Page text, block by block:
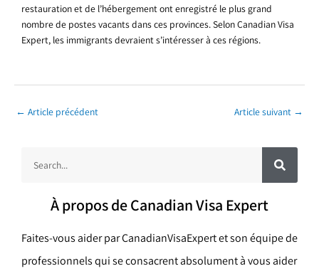
restauration et de l’hébergement ont enregistré le plus grand
nombre de postes vacants dans ces provinces. Selon Canadian Visa
Expert, les immigrants devraient s’intéresser à ces régions.
← Article précédent Article suivant →
e
R
e
c
r
À propos de Canadian Visa Expert
Faites-vous aider par CanadianVisaExpert et son équipe de
professionnels qui se consacrent absolument à vous aider